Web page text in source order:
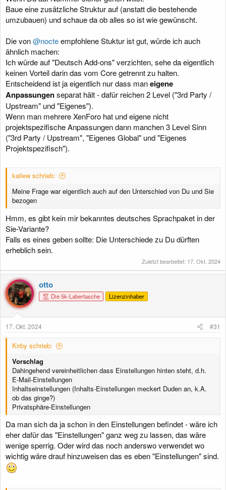
Baue eine zusätzliche Struktur auf (anstatt die bestehende
umzubauen) und schaue da ob alles so ist wie gewünscht.
Die von@nocteempfohlene Stuktur ist gut, würde ich auch
ähnlich machen:
Ich würde auf "Deutsch Add-ons" verzichten, sehe da eigentlich
keinen Vorteil darin das vom Core getrennt zu halten.
Entscheidend ist ja eigentlich nur dass maneigene
Anpassungenseparat hält - dafür reichen 2 Level ("3rd Party /
Upstream" und "Eigenes").
Wenn man mehrere XenForo hat und eigene nicht
projektspezifische Anpassungen dann manchen 3 Level Sinn
("3rd Party / Upstream", "Eigenes Global" und "Eigenes
Projektspezifisch").
kailew schrieb:
Meine Frage war eigentlich auch auf den Unterschied von Du und Sie
bezogen
Hmm, es gibt kein mir bekanntes deutsches Sprachpaket in der
Sie-Variante?
Falls es eines geben sollte: Die Unterschiede zu Du dürften
erheblich sein.
Zuletzt bearbeitet: 17. Okt. 2024
otto
Die 5k-Labertasche Lizenzinhaber
17. Okt. 2024 #31
Kirby schrieb:
Vorschlag
Dahingehend vereinheitlichen dass Einstellungen hinten steht, d.h.
E-Mail-Einstellungen
Inhaltseinstellungen (Inhalts-Einstellungen meckert Duden an, k.A.
ob das ginge?)
Privatsphäre-Einstellungen
Da man sich da ja schon in den Einstellungen befindet - wäre ich
eher dafür das "Einstellungen" ganz weg zu lassen, das wäre
wenige sperrig. Oder wird das noch anderswo verwendet wo
wichtig wäre drauf hinzuweisen das es eben "Einstellungen" sind.